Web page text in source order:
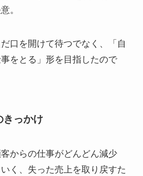
。
口を開けて待つでなく、「自
をとる」形を目指したので
っかけ
からの仕事がどんどん減少
く、失った売上を取り戻すた